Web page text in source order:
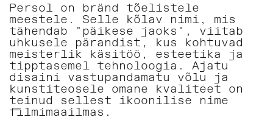
Persol on bränd tõelistele
meestele. Selle kõlav nimi, mis
tähendab "päikese jaoks", viitab
uhkusele pärandist, kus kohtuvad
meisterlik käsitöö, esteetika ja
tipptasemel tehnoloogia. Ajatu
disaini vastupandamatu võlu ja
kunstiteosele omane kvaliteet on
teinud sellest ikoonilise nime
filmimaailmas.